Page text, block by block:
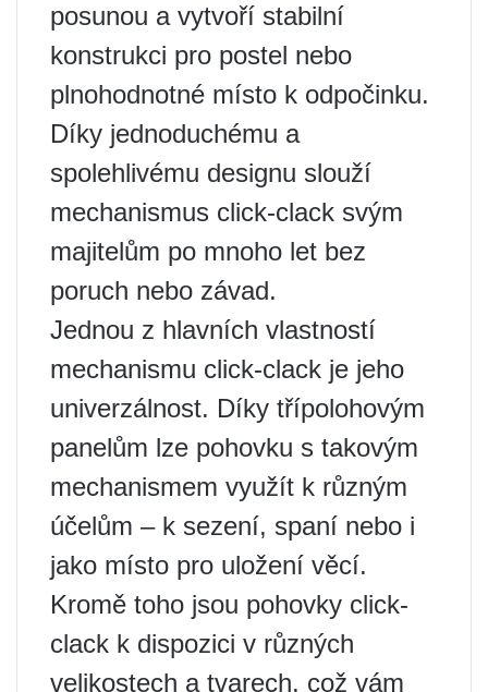
posunou a vytvoří stabilní
konstrukci pro postel nebo
plnohodnotné místo k odpočinku.
Díky jednoduchému a
spolehlivému designu slouží
mechanismus click-clack svým
majitelům po mnoho let bez
poruch nebo závad.
Jednou z hlavních vlastností
mechanismu click-clack je jeho
univerzálnost. Díky třípolohovým
panelům lze pohovku s takovým
mechanismem využít k různým
účelům – k sezení, spaní nebo i
jako místo pro uložení věcí.
Kromě toho jsou pohovky click-
clack k dispozici v různých
velikostech a tvarech, což vám